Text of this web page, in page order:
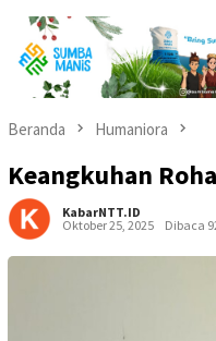
Beranda Humaniora
Keangkuhan
KabarNTT.ID
Oktober 25, 2025
Dibaca